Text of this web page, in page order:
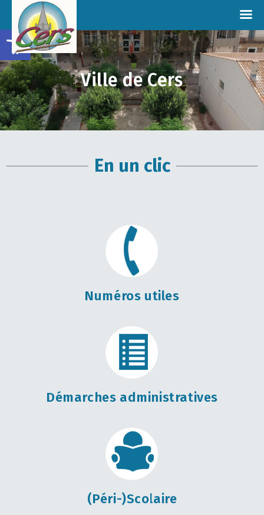
Ville de Cers
En un clic
Numéros utiles
Démarches administratives
(Péri-)Scolaire
Ouvrir la barre d’outils